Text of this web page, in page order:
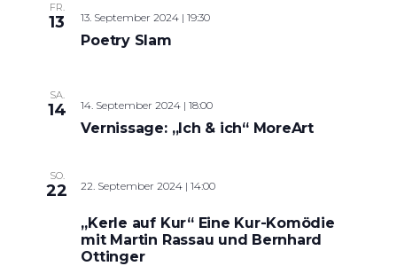
FR.
13 13. September 2024 | 19:30
Poetry Slam
SA.
14 14. September 2024 | 18:00
Vernissage: „Ich & ich“ MoreArt
SO.
22 22. September 2024 | 14:00
„Kerle auf Kur“ Eine Kur-Komödie
mit Martin Rassau und Bernhard
Ottinger